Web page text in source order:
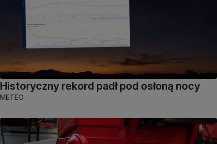
Historyczny rekord padł pod osłoną nocy
METEO